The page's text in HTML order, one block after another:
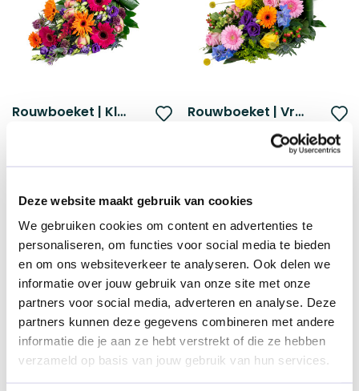
Deze website maakt gebruik van cookies
We gebruiken cookies om content en advertenties te
personaliseren, om functies voor social media te bieden
en om ons websiteverkeer te analyseren. Ook delen we
informatie over jouw gebruik van onze site met onze
partners voor social media, adverteren en analyse. Deze
partners kunnen deze gegevens combineren met andere
informatie die je aan ze hebt verstrekt of die ze hebben
verzameld op basis van jouw gebruik van hun services.
Rouwboeket | Kleurrijk afscheid
Voeg
verlanglijst
Rouwboeket | Vrolijke herinnering
Duurzame keuze Duurzame keuze